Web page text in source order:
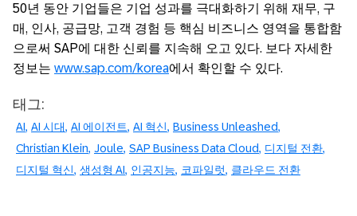
50년 동안 기업들은 기업 성과를 극대화하기 위해 재무, 구
매, 인사, 공급망, 고객 경험 등 핵심 비즈니스 영역을 통합함
으로써 SAP에 대한 신뢰를 지속해 오고 있다. 보다 자세한
정보는 www.sap.com/korea에서 확인할 수 있다.
태그:
AI AI 시대 AI 에이전트 AI 혁신 Business Unleashed
Christian Klein Joule SAP Business Data Cloud
디지털 전환
디지털 혁신 생성형 AI 인공지능 코파일럿 클라우드 전환